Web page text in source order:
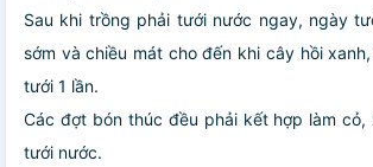
Sau khi trồng phải tưới nước ngay, ngày
sớm và chiều mát cho đến khi cây hồi
tưới 1 lần.
Các đợt bón thúc đều phải kết hợp làm cỏ,
tưới nước.